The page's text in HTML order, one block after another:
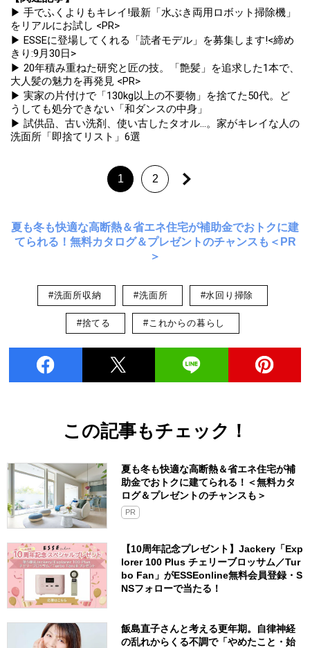
▶ 手でふくよりもキレイ!最新「水ぶき両用ロボット掃除機」
をリアルにお試し <PR>
▶ ESSEに登場してくれる「読者モデル」を募集します!<締め
きり:9月30日>
▶ 20年積み重ねた研究と匠の技。「艶髪」を追求した1本で、
大人髪の魅力を再発見 <PR>
▶ 実家の片付けで「130kg以上の不要物」を捨てた50代。ど
うしても処分できない「和ダンスの中身」
▶ 試供品、古い洗剤、使い古したタオル...。家がキレイな人の
洗面所「即捨てリスト」6選
1 2
夏も冬も快適な高断熱＆省エネ住宅が補助金でおトクに建
てられる！無料カタログ＆プレゼントのチャンスも＜PR
＞
#洗面所収納 #洗面所 #水回り掃除
#捨てる #これからの暮らし
この記事もチェック！
夏も冬も快適な高断熱＆省エネ住宅が補
助金でおトクに建てられる！＜無料カタ
ログ＆プレゼントのチャンスも＞
PR
【10周年記念プレゼント】Jackery「Exp
lorer 100 Plus チェリーブロッサム／Tur
bo Fan」がESSEonline無料会員登録・S
NSフォローで当たる！
飯島直子さんと考える更年期。自律神経
の乱れからくる不調で「やめたこと・始